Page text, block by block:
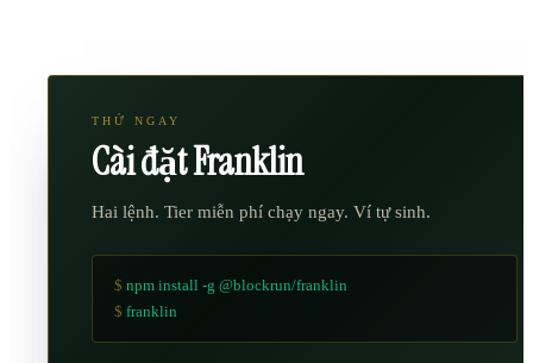
THỬ NGAY
Cài đặt Franklin
Hai lệnh. Tier miễn phí chạy ngay. Ví tự sinh.
$ npm install -g @blockrun/franklin
$ franklin